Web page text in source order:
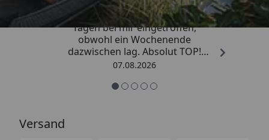
„Die Bestellung ist innerhalb von 4
Tagen bei mir eingetroffen,
obwohl ein Wochenende
dazwischen lag. Absolut TOP!
Sicherlich nicht die letzte
so.“
07.08.2026
Versand